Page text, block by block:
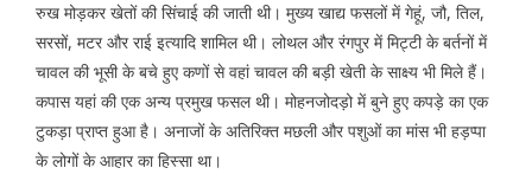
रुख मोड़कर खेतों की सिंचाई की जाती थी। मुख्य खाद्य फसलों में गेहूं, जौ, तिल,
सरसों, मटर और राई इत्यादि शामिल थी। लोथल और रंगपुर में मिट्टी के बर्तनों में
चावल की भूसी के बचे हुए कणों से वहां चावल की बड़ी खेती के साक्ष्य भी मिले हैं।
कपास यहां की एक अन्य प्रमुख फसल थी। मोहनजोदड़ो में बुने हुए कपड़े का एक
टुकड़ा प्राप्त हुआ है। अनाजों के अतिरिक्त मछली और पशुओं का मांस भी हड़प्पा
के लोगों के आहार का हिस्सा था।